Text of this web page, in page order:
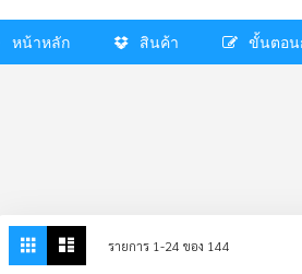
หน้าหลัก สินค้า ขั้นตอน
View
as
Grid รายการ 1-24 ของ 144